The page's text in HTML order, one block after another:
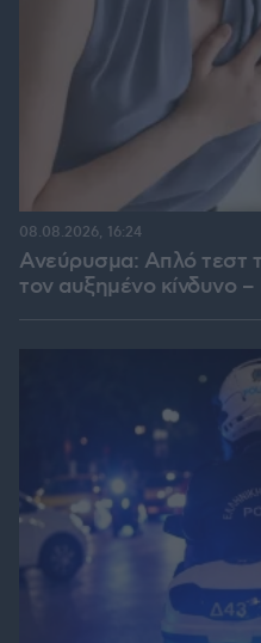
Ανεύρυσμα: Απλό τεστ
τον αυξημένο κίνδυνο –
08.08.2026, 16:24